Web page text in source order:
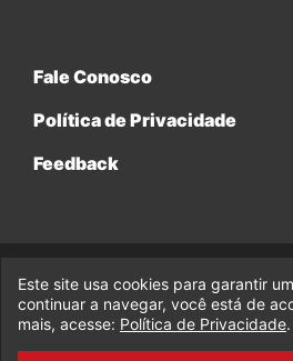
Fale Conosco
Política de Privacidade
Feedback
© 2017-2026 Legado da Marvel,
Enterprises.
fabiolobo
Este site usa cookies para garantir
continuar a navegar, você está de
mais, acesse: Política de Privacidade.